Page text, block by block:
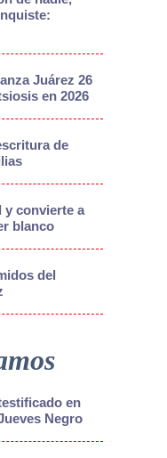
Juárez 26
en 2026
de
y convierte a
blanco
del
en
Negro